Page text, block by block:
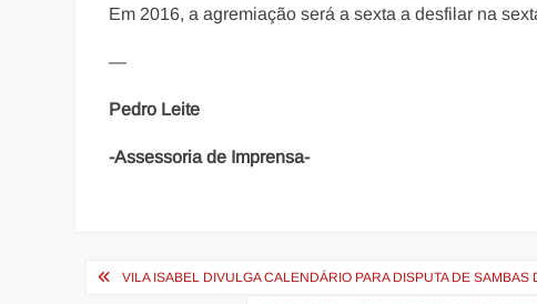
Em 2016, a agremiação será a sexta a desfilar na
—
Pedro Leite
-Assessoria de Imprensa-
Navegação
VILA ISABEL DIVULGA CALENDÁRIO PARA DISPUTA DE SAMBAS